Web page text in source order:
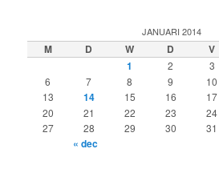
JANUARI 2014
M D W D V
1
2 3
6
7 8 9 10
13
14 15 16 17
20
21 22 23 24
27
28 29 30 31
« dec